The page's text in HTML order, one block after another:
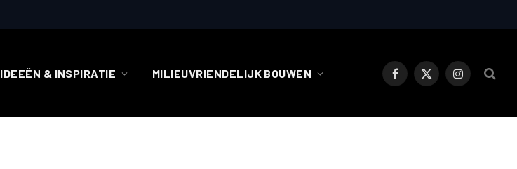
IDEEËN & INSPIRATIE MILIEUVRIENDELIJK BOUWEN Facebook
X
Instagram